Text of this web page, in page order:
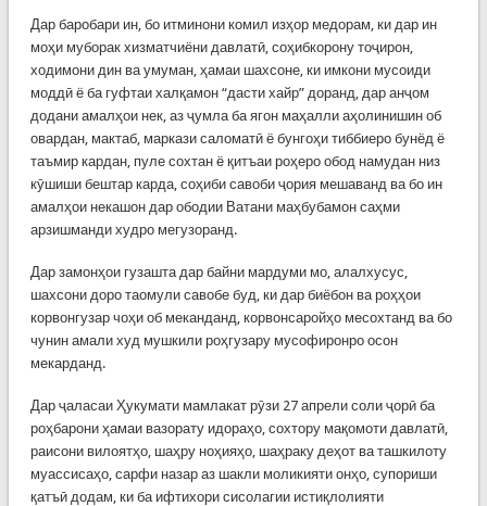
Дар баробари ин, бо итминони комил изҳор медорам, ки дар ин
моҳи муборак хизматчиёни давлатӣ, соҳибкорону тоҷирон,
ходимони дин ва умуман, ҳамаи шахсоне, ки имкони мусоиди
моддӣ ё ба гуфтаи халқамон “дасти хайр” доранд, дар анҷом
додани амалҳои нек, аз ҷумла ба ягон маҳалли аҳолинишин об
овардан, мактаб, маркази саломатӣ ё бунгоҳи тиббиеро бунёд ё
таъмир кардан, пуле сохтан ё қитъаи роҳеро обод намудан низ
кӯшиши бештар карда, соҳиби савоби ҷория мешаванд ва бо ин
амалҳои некашон дар ободии Ватани маҳбубамон саҳми
арзишманди худро мегузоранд.
Дар замонҳои гузашта дар байни мардуми мо, алалхусус,
шахсони доро таомули савобе буд, ки дар биёбон ва роҳҳои
корвонгузар чоҳи об меканданд, корвонсаройҳо месохтанд ва бо
чунин амали худ мушкили роҳгузару мусофиронро осон
мекарданд.
Дар ҷаласаи Ҳукумати мамлакат рӯзи 27 апрели соли ҷорӣ ба
роҳбарони ҳамаи вазорату идораҳо, сохтору мақомоти давлатӣ,
раисони вилоятҳо, шаҳру ноҳияҳо, шаҳраку деҳот ва ташкилоту
муассисаҳо, сарфи назар аз шакли моликияти онҳо, супориши
қатъӣ додам, ки ба ифтихори сисолагии истиқлолияти